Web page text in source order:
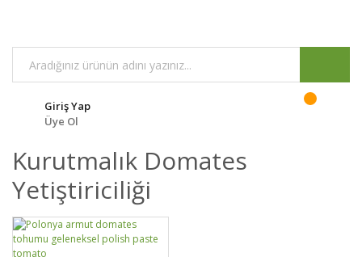
Giriş Yap
Üye Ol
Kurutmalık Domates
Yetiştiriciliği